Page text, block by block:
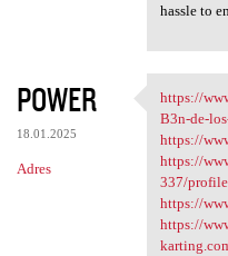
hassle to
POWER
18.01.2025
Adres
https://
https://
B3n-de-
https://
https://
337/profile
https://
https://